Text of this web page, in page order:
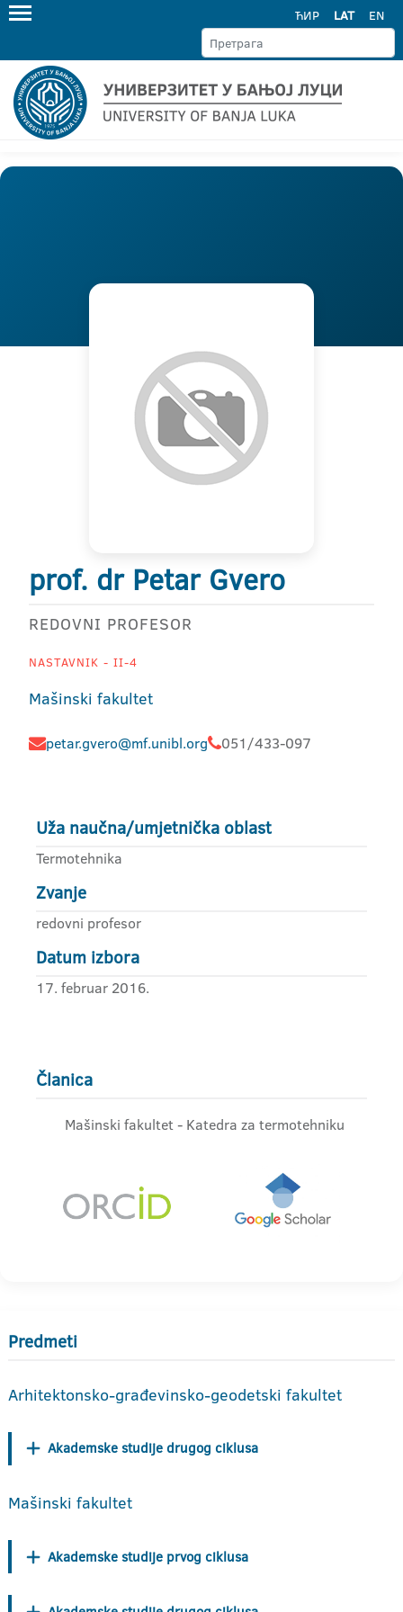
ЋИР LAT EN
prof. dr Petar Gvero
REDOVNI PROFESOR
NASTAVNIK - II-4
Mašinski fakultet
petar.gvero@mf.unibl.org 051/433-097
Uža naučna/umjetnička oblast
Termotehnika
Zvanje
redovni profesor
Datum izbora
17. februar 2016.
Članica
Mašinski fakultet - Katedra za termotehniku
Predmeti
Arhitektonsko-građevinsko-geodetski fakultet
Akademske studije drugog ciklusa
Mašinski fakultet
Akademske studije prvog ciklusa